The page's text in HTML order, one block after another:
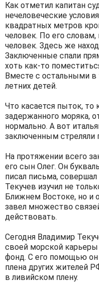
Как отметил капитан
нечеловеческие
квадратных метров
человек. По его
человек. Здесь же
Заключенные спали
хоть как-то
Вместе с остальными
летних детей.
Что касается пыток, то
задержанного моряка,
нормально. А вот
заключенным стреляли
На протяжении всего
его сын Олег. Он
писал письма,
Текучев изучил не
Ближнем Востоке, но и
завел множество
действовать.
Сегодня Владимир
своей морской
фонд. С его помощью он
плена других жителей
в ливийском плену.